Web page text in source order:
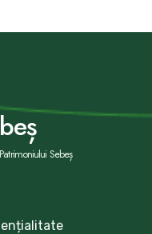
Sebeș